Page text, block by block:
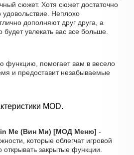
сюжет. Хотя сюжет достаточно
Неплохо
дополняют друг друга, а
увлекать вас все больше.
функцию, помогает вам в весело
и предоставит незабываемые
MOD.
Me (Вин Ми) [МОД Меню] -
которые облегчат игровой
закрытые функции.